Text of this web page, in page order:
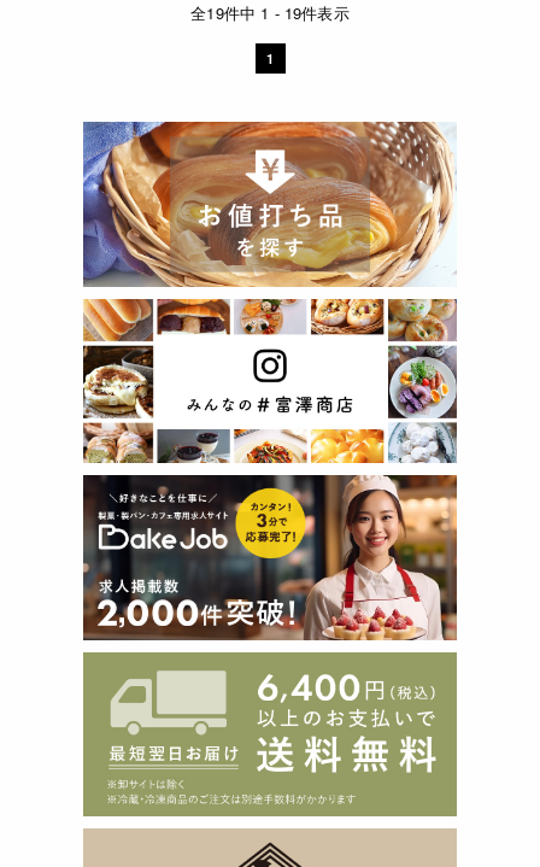
全19件中 1 - 19件表示
1